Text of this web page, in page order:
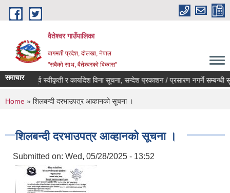
Skip to main content
वैतेश्वर गाउँपालिका
बागमती प्रदेश, दाेलखा, नेपाल
"सबैको साथ, वैतेश्वरको विकास"
समाचारपूर्व स्वीकृती र कार्यादेश विना सूचना, सन्देश प्रकाशन / प्रसारण नगर्ने सम्बन्धी
You are here
Home » शिलबन्दी दरभाउपत्र आव्हानको सूचना ।
शिलबन्दी दरभाउपत्र आव्हानको सूचना ।
Submitted on: Wed, 05/28/2025 - 13:52